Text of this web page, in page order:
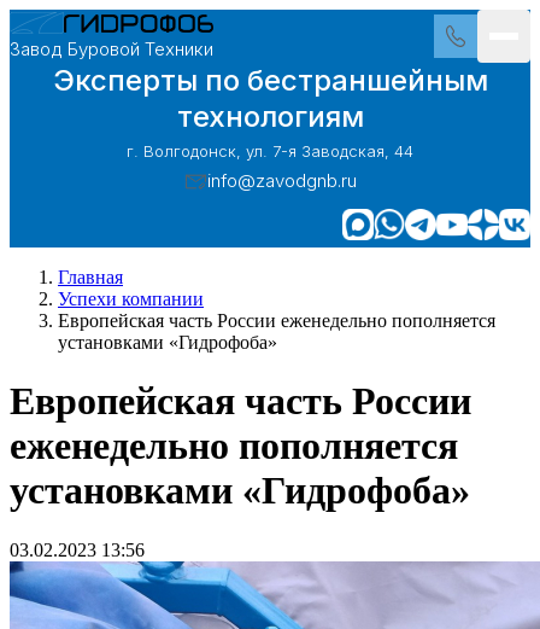
Завод Буровой Техники
Эксперты по бестраншейным
технологиям
г. Волгодонск, ул. 7-я Заводская, 44
info@zavodgnb.ru
Главная
Успехи компании
Европейская часть России еженедельно пополняется
установками «Гидрофоба»
Европейская часть России
еженедельно пополняется
установками «Гидрофоба»
03.02.2023 13:56